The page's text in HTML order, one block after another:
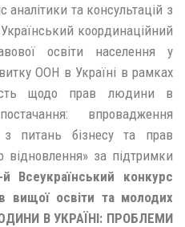
та консультацій з
координаційний
освіти населення у
ООН в Україні в рамках
щодо прав людини в
впровадження
питань бізнесу та прав
за підтримки
й Всеукраїнський конкурс
вищої освіти та молодих
В УКРАЇНІ: ПРОБЛЕМИ